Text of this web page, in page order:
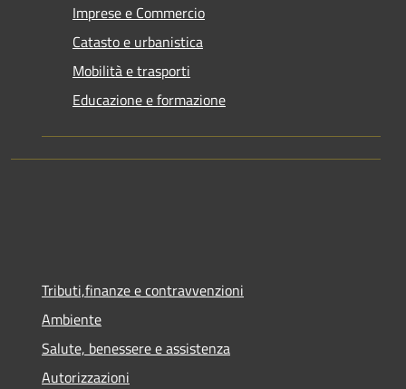
Imprese e Commercio
Catasto e urbanistica
Mobilità e trasporti
Educazione e formazione
Tributi,finanze e contravvenzioni
Ambiente
Salute, benessere e assistenza
Autorizzazioni